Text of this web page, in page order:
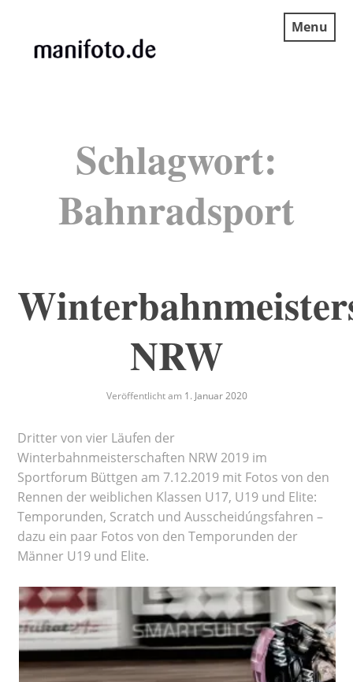
content
Menu
Schlagwort:
Bahnradsport
NRW
Veröffentlicht am 1. Januar 2020
Dritter von vier Läufen der
Winterbahnmeisterschaften NRW 2019 im
Sportforum Büttgen am 7.12.2019 mit Fotos von den
Rennen der weiblichen Klassen U17, U19 und Elite:
Temporunden, Scratch und Ausscheidúngsfahren –
dazu ein paar Fotos von den Temporunden der
Männer U19 und Elite.